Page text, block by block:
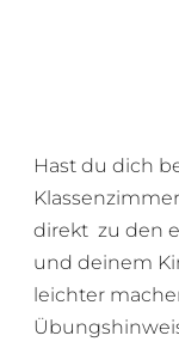
Hast du dich
direkt zu den
und deinem
leichter